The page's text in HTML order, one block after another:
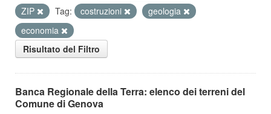
ZIP
Tag: costruzioni
geologia
economia
Risultato del Filtro
Banca Regionale della Terra: elenco dei terreni del
Comune di Genova